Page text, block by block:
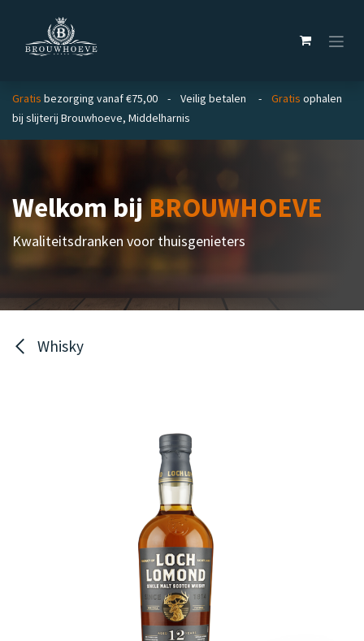
Gratis bezorging vanaf €75,00 - Veilig betalen - Gratis ophalen
bij slijterij Brouwhoeve, Middelharnis
Welkom bijBROUWHOEVE
Kwaliteitsdranken voor thuisgenieters
Whisky